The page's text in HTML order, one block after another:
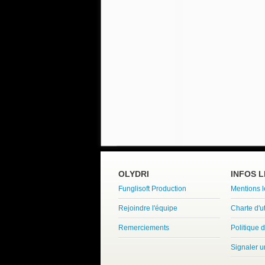
OLYDRI
Funglisoft Production
Rejoindre l'équipe
Remerciements
INFOS
Mentions
Charte
Politique
Signaler